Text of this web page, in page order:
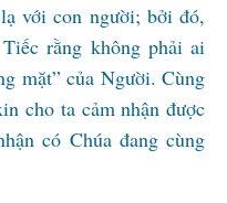
với con người; bởi đó,
rằng không phải ai
mặt” của Người. Cùng
cho ta cảm nhận được
có Chúa đang cùng